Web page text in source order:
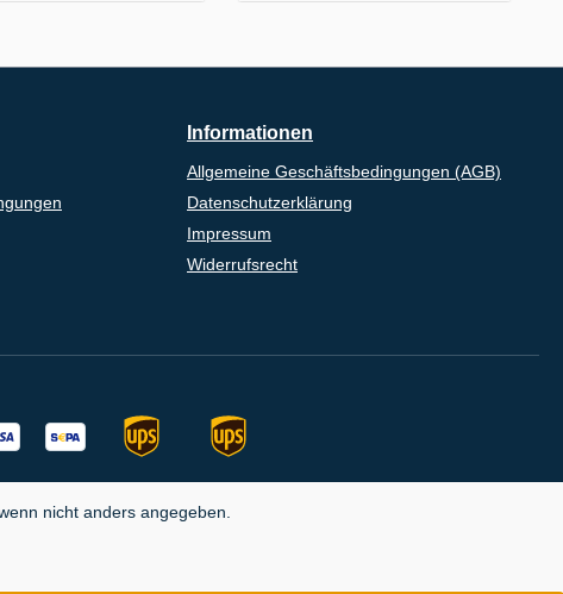
Informationen
Allgemeine Geschäftsbedingungen (AGB)
Datenschutzerklärung
Impressum
Widerrufsrecht
nicht anders angegeben.